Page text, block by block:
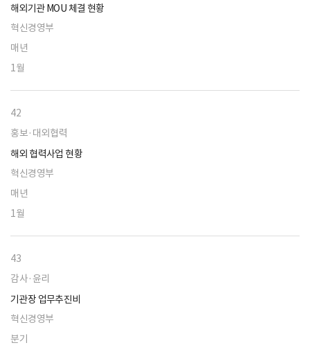
해외기관 MOU 체결 현황
혁신경영부
매년
1월
42
홍보·대외협력
해외 협력사업 현황
혁신경영부
매년
1월
43
감사·윤리
기관장 업무추진비
혁신경영부
분기